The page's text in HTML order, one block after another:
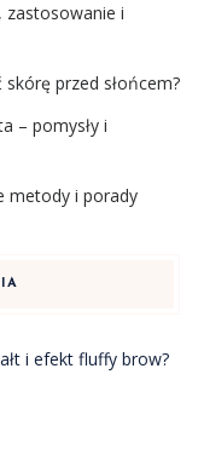
zastosowanie i
przed słońcem?
– pomysły i
metody i porady
i efekt fluffy brow?